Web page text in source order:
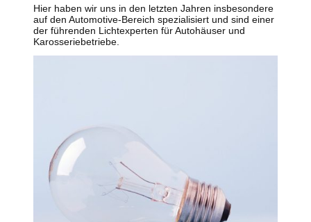
Hier haben wir uns in den letzten Jahren insbesondere
auf den Automotive-Bereich spezialisiert und sind einer
der führenden Lichtexperten für Autohäuser und
Karosseriebetriebe.